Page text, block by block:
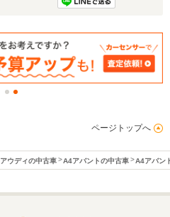
ページトップへ
アウディの中古車 A4アバントの中古車 A4アバン